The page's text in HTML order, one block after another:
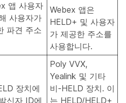
앱 사용자
사용자가
파견 주소
Webex 앱은
HELD+ 및 사용자
가 제공한 주소를
사용합니다.
장치에
신자 ID에
Poly VVX,
Yealink 및 기타
비-HELD 장치. 이
는 HELD/HELD+